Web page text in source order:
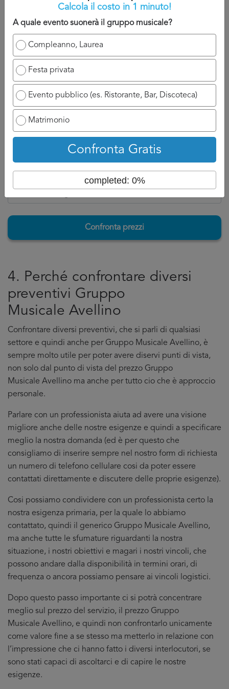
contattato.
A titolo indicativo, sarete contatti nelle 24/48 che seguono
la domanda perché il professionista ha bisogno di un
attimo di tempo per reagire e chiamarvi.
Ovviamente se ha a disposizione un numero di cellulare
potrà chiamarvi appena possibile e discuterne con voi, se
invece siete nell’attesa di un’email, aspettatevi ad un
tempo di attesa un po più lungo perché dovrà formalizzare
la risposta per Gruppo Musicale Avellino.
Confronta prezzi
4. Perché confrontare diversi
preventivi Gruppo
Musicale Avellino
Confrontare diversi preventivi, che si parli di qualsiasi
settore e quindi anche per Gruppo Musicale Avellino, è
sempre molto utile per poter avere diservi punti di vista,
non solo dal punto di vista del prezzo Gruppo
Musicale Avellino ma anche per tutto cio che è approccio
personale.
Parlare con un professionista aiuta ad avere una visione
migliore anche delle nostre esigenze e quindi a specificare
meglio la nostra domanda (ed è per questo che
consigliamo di inserire sempre nel nostro form di richiesta
un numero di telefono cellulare cosi da poter essere
contattati direttamente e discutere delle proprie esigenze).
Cosi possiamo condividere con un professionista certo la
nostra esigenza primaria, per la quale lo abbiamo
contattato, quindi il generico Gruppo Musicale Avellino,
ma anche tutte le sfumature riguardanti la nostra
situazione, i nostri obiettivi e magari i nostri vincoli, che
possono andare dalla disponibilità in termini orari, di
frequenza o ancora possiamo pensare ai vincoli logistici.
Dopo questo passo importante ci si potrà concentrare
meglio sul prezzo del servizio, il prezzo Gruppo
Musicale Avellino, e quindi non confrontarlo unicamente
come valore fine a se stesso ma metterlo in relazione con
l’impressione che ci hanno fatto i diversi interlocutori, se
sono stati capaci di ascoltarci e di capire le nostre
esigenze.
Calcola il costo in 1 minuto!
A quale evento suonerà il gruppo musicale?
Compleanno, Laurea
Festa privata
Evento pubblico (es. Ristorante, Bar, Discoteca)
Matrimonio
Confronta Gratis
completed: 0%